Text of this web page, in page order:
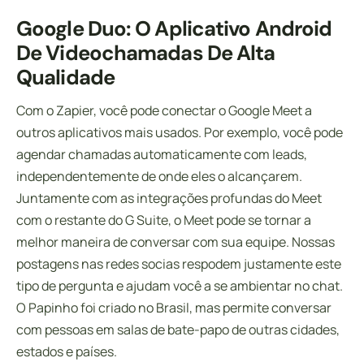
Google Duo: O Aplicativo Android
De Videochamadas De Alta
Qualidade
Com o Zapier, você pode conectar o Google Meet a
outros aplicativos mais usados. Por exemplo, você pode
agendar chamadas automaticamente com leads,
independentemente de onde eles o alcançarem.
Juntamente com as integrações profundas do Meet
com o restante do G Suite, o Meet pode se tornar a
melhor maneira de conversar com sua equipe. Nossas
postagens nas redes socias respodem justamente este
tipo de pergunta e ajudam você a se ambientar no chat.
O Papinho foi criado no Brasil, mas permite conversar
com pessoas em salas de bate-papo de outras cidades,
estados e países.